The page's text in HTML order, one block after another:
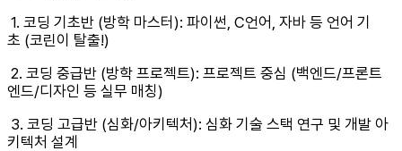
1. 코딩 기초반 (방학 마스터): 파이썬, C언어, 자바 등 언어 기
초 (코린이 탈출!)
2. 코딩 중급반 (방학 프로젝트): 프로젝트 중심 (백엔드/프론트
엔드/디자인 등 실무 매칭)
3. 코딩 고급반 (심화/아키텍처): 심화 기술 스택 연구 및 개발 아
키텍처 설계